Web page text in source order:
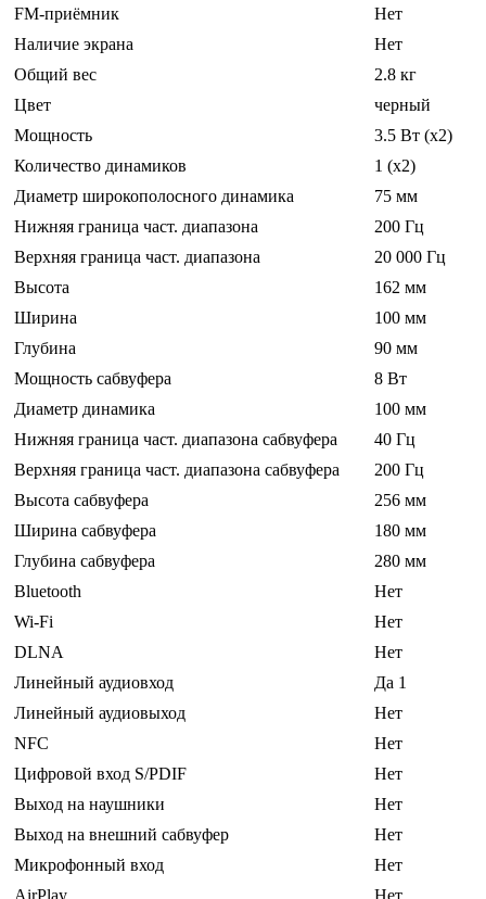
FM-приёмник
Нет
Наличие экрана
Нет
Общий вес
2.8 кг
Цвет
черный
Мощность
3.5 Вт (x2)
Количество динамиков
1 (x2)
Диаметр широкополосного динамика
75 мм
Нижняя граница част. диапазона
200 Гц
Верхняя граница част. диапазона
20 000 Гц
Высота
162 мм
Ширина
100 мм
Глубина
90 мм
Мощность сабвуфера
8 Вт
Диаметр динамика
100 мм
Нижняя граница част. диапазона сабвуфера
40 Гц
Верхняя граница част. диапазона сабвуфера
200 Гц
Высота сабвуфера
256 мм
Ширина сабвуфера
180 мм
Глубина сабвуфера
280 мм
Bluetooth
Нет
Wi-Fi
Нет
DLNA
Нет
Линейный аудиовход
Да 1
Линейный аудиовыход
Нет
NFC
Нет
Цифровой вход S/PDIF
Нет
Выход на наушники
Нет
Выход на внешний сабвуфер
Нет
Микрофонный вход
Нет